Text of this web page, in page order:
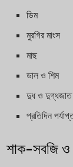
ডিম
মুরগির মাংস
মাছ
ডাল ও শিম
দুধ ও
প্রতিদিন
শাক-সবজি